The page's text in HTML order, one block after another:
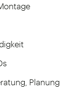
Planung